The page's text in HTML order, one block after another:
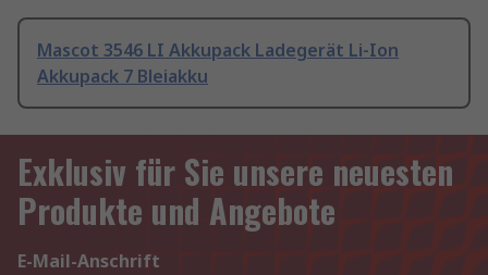
Mascot 3546 LI Akkupack Ladegerät Li-Ion
Akkupack 7 Bleiakku
Exklusiv für Sie unsere neuesten
Produkte und Angebote
E-Mail-Anschrift